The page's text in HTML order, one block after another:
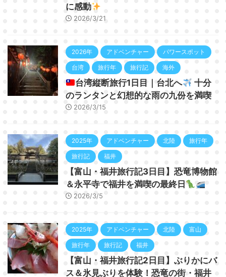
に感動
2026/3/21
2026年 アドベンチャー パワースポット
台湾 旅行年 旅行記 海外
台湾縦断旅行1日目｜台北へ
十分
のランタンと幻想的な雨の九份を満喫
2026/3/15
2025年 アドベンチャー 北陸 旅行年
旅行記 福井
【富山・福井旅行記3日目】恐竜博物館
＆永平寺で福井を満喫の最終日
2026/3/5
2025年 アドベンチャー 北陸 富山
旅行年 旅行記 福井
【富山・福井旅行記2日目】ぶりかにバ
ス＆氷見ぶりを体験！恐竜の街・福井